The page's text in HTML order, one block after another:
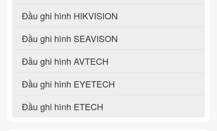
Đầu ghi hình HIKVISION
Đầu ghi hình SEAVISON
Đầu ghi hình AVTECH
Đầu ghi hình EYETECH
Đầu ghi hình ETECH